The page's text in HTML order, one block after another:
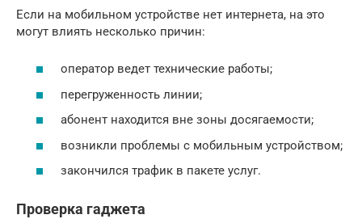
Если на мобильном устройстве нет интернета, на это
могут влиять несколько причин:
оператор ведет технические работы;
перегруженность линии;
абонент находится вне зоны досягаемости;
возникли проблемы с мобильным устройством;
закончился трафик в пакете услуг.
Проверка гаджета